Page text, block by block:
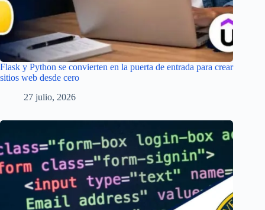
Flask y Python se convierten en la puerta de entrada para crear
sitios web desde cero
27 julio, 2026